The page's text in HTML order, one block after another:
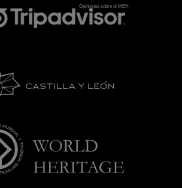
Opiniones sobre el MEH